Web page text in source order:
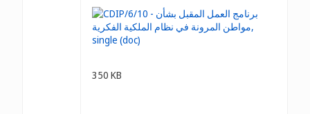
350 KB